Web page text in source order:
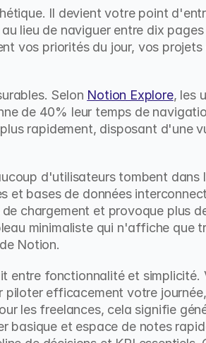
Il devient votre point
lieu de naviguer entre dix pages
vos priorités du jour, vos projets
Selon Notion Explore, les
de 40% leur temps de
rapidement, disposant d'une
d'utilisateurs tombent dans
et bases de données
chargement et provoque plus
minimaliste qui n'affiche que
Notion.
fonctionnalité et simplicité.
efficacement votre
les freelances, cela signifie
basique et espace de notes